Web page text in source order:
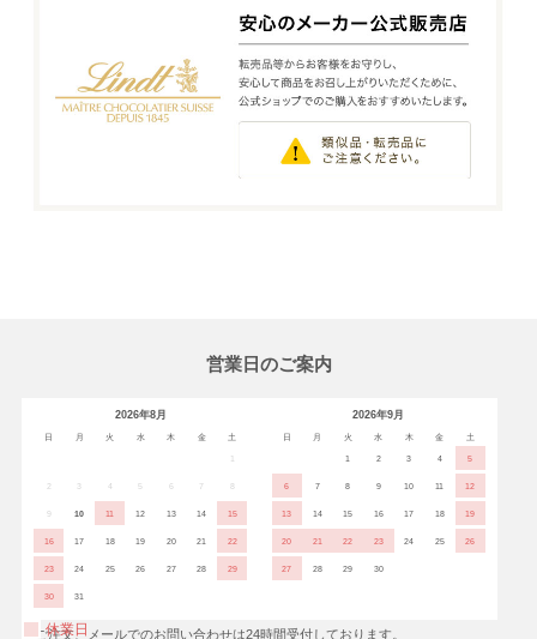
営業日のご案内
2026年8月
日 月 火 水 木 金 土
2 3 5 6 8
9 10 11 12 13 14 15
16 17 18 19 20 21 22
23 24 25 26 27 28 29
30 31
2026年9月
日 月 火 水 木 金 土
1 2 3 4 5
6 7 8 9 10 11 12
13 14 15 16 17 18 19
20 21 22 23 24 25 26
27 28 29 30
休業日
※ご注文、メールでのお問い合わせは24時間受付しております。